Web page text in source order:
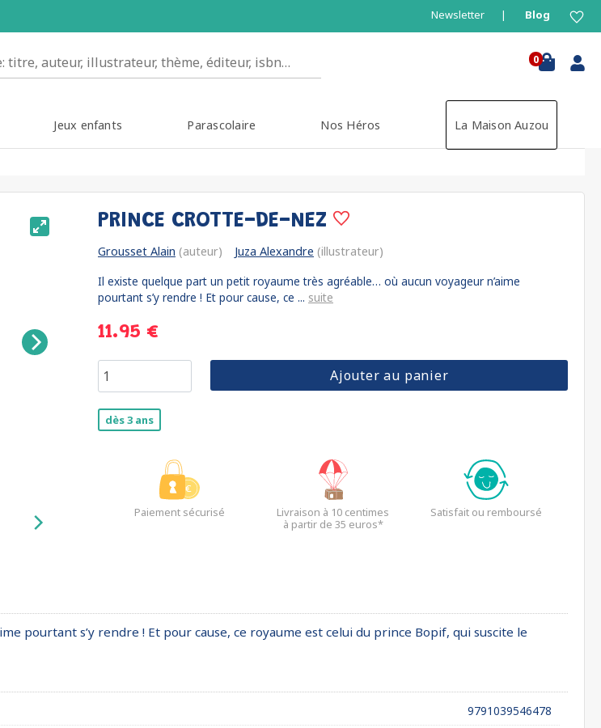
Newsletter Blog
0
Jeux enfants Parascolaire Nos Héros La Maison Auzou
PRINCE CROTTE-DE-NEZ
Grousset Alain (auteur) Juza Alexandre (illustrateur)
Il existe quelque part un petit royaume très agréable… où aucun voyageur n’aime
pourtant s’y rendre ! Et pour cause, ce ... suite
11.95 €
Ajouter au panier
dès 3 ans
Paiement sécurisé
Livraison à 10 centimes
à partir de 35 euros*
Satisfait ou remboursé
pourtant s’y rendre ! Et pour cause, ce royaume est celui du prince Bopif, qui suscite le
9791039546478